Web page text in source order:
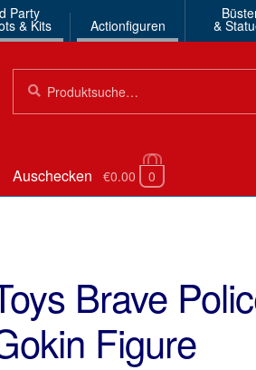
Party
& Kits Actionfiguren &
nach:
Auschecken €0.00 0
Brave
Figure